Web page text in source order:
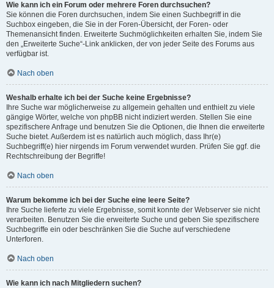
Wie kann ich ein Forum oder mehrere Foren durchsuchen?
Sie können die Foren durchsuchen, indem Sie einen Suchbegriff in die
Suchbox eingeben, die Sie in der Foren-Übersicht, der Foren- oder
Themenansicht finden. Erweiterte Suchmöglichkeiten erhalten Sie, indem Sie
den „Erweiterte Suche“-Link anklicken, der von jeder Seite des Forums aus
verfügbar ist.
Nach oben
Weshalb erhalte ich bei der Suche keine Ergebnisse?
Ihre Suche war möglicherweise zu allgemein gehalten und enthielt zu viele
gängige Wörter, welche von phpBB nicht indiziert werden. Stellen Sie eine
spezifischere Anfrage und benutzen Sie die Optionen, die Ihnen die erweiterte
Suche bietet. Außerdem ist es natürlich auch möglich, dass Ihr(e)
Suchbegriff(e) hier nirgends im Forum verwendet wurden. Prüfen Sie ggf. die
Rechtschreibung der Begriffe!
Nach oben
Warum bekomme ich bei der Suche eine leere Seite?
Ihre Suche lieferte zu viele Ergebnisse, somit konnte der Webserver sie nicht
verarbeiten. Benutzen Sie die erweiterte Suche und geben Sie spezifischere
Suchbegriffe ein oder beschränken Sie die Suche auf verschiedene
Unterforen.
Nach oben
Wie kann ich nach Mitgliedern suchen?